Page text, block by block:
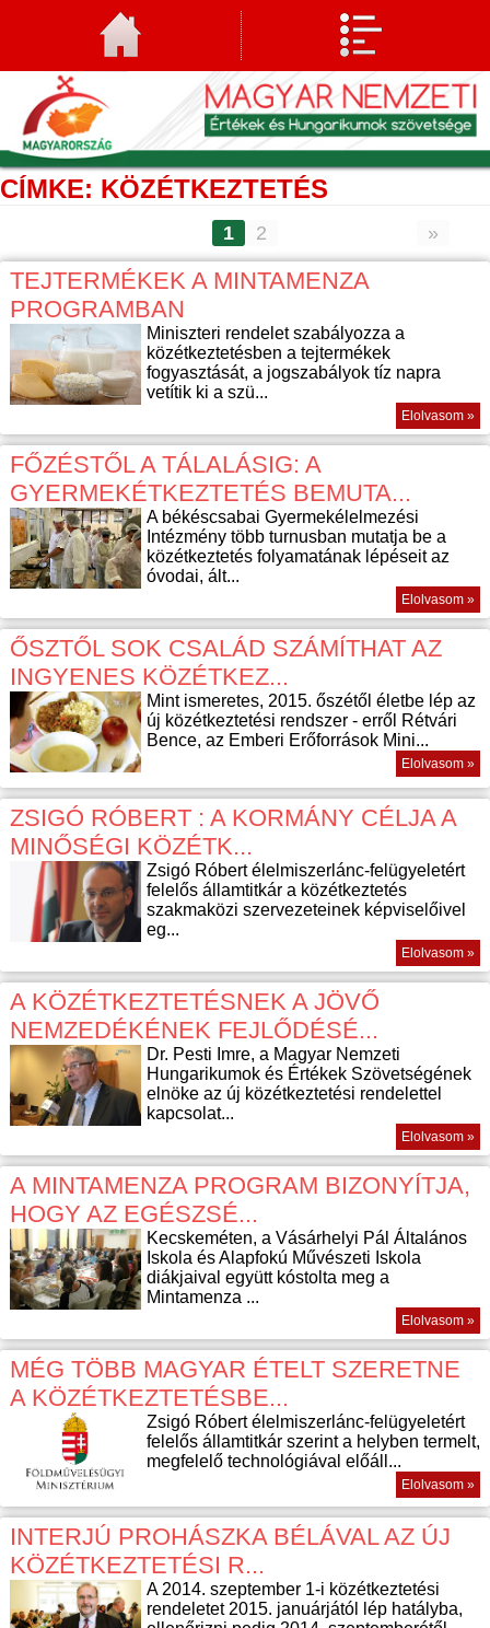
CÍMKE: KÖZÉTKEZTETÉS
1 2 »
TEJTERMÉKEK A MINTAMENZA
PROGRAMBAN
Miniszteri rendelet szabályozza a
közétkeztetésben a tejtermékek
fogyasztását, a jogszabályok tíz napra
vetítik ki a szü...
Elolvasom »
FŐZÉSTŐL A TÁLALÁSIG: A
GYERMEKÉTKEZTETÉS BEMUTA...
A békéscsabai Gyermekélelmezési
Intézmény több turnusban mutatja be a
közétkeztetés folyamatának lépéseit az
óvodai, ált...
Elolvasom »
ŐSZTŐL SOK CSALÁD SZÁMÍTHAT AZ
INGYENES KÖZÉTKEZ...
Mint ismeretes, 2015. őszétől életbe lép az
új közétkeztetési rendszer - erről Rétvári
Bence, az Emberi Erőforrások Mini...
Elolvasom »
ZSIGÓ RÓBERT : A KORMÁNY CÉLJA A
MINŐSÉGI KÖZÉTK...
Zsigó Róbert élelmiszerlánc-felügyeletért
felelős államtitkár a közétkeztetés
szakmaközi szervezeteinek képviselőivel
eg...
Elolvasom »
A KÖZÉTKEZTETÉSNEK A JÖVŐ
NEMZEDÉKÉNEK FEJLŐDÉSÉ...
Dr. Pesti Imre, a Magyar Nemzeti
Hungarikumok és Értékek Szövetségének
elnöke az új közétkeztetési rendelettel
kapcsolat...
Elolvasom »
A MINTAMENZA PROGRAM BIZONYÍTJA,
HOGY AZ EGÉSZSÉ...
Kecskeméten, a Vásárhelyi Pál Általános
Iskola és Alapfokú Művészeti Iskola
diákjaival együtt kóstolta meg a
Mintamenza ...
Elolvasom »
MÉG TÖBB MAGYAR ÉTELT SZERETNE
A KÖZÉTKEZTETÉSBE...
Zsigó Róbert élelmiszerlánc-felügyeletért
felelős államtitkár szerint a helyben termelt,
megfelelő technológiával előáll...
Elolvasom »
INTERJÚ PROHÁSZKA BÉLÁVAL AZ ÚJ
KÖZÉTKEZTETÉSI R...
A 2014. szeptember 1-i közétkeztetési
rendeletet 2015. januárjától lép hatályba,